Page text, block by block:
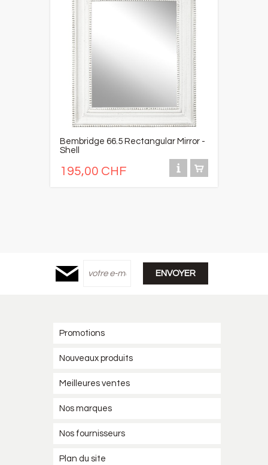
Bembridge 66.5 Rectangular Mirror -
Shell
195,00 CHF
Promotions
Nouveaux produits
Meilleures ventes
Nos marques
Nos fournisseurs
Plan du site